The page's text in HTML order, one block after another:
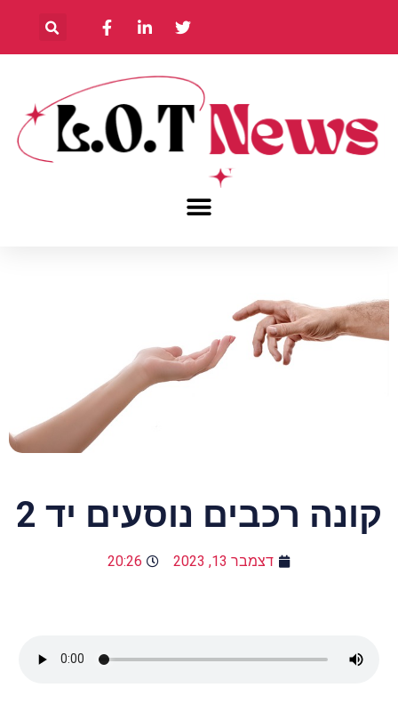
קונה רכבים נוסעים יד 2
דצמבר 13, 2023 20:26